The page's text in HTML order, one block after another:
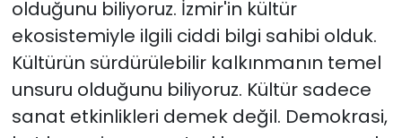
olduğunu biliyoruz. İzmir'in kültür
ekosistemiyle ilgili ciddi bilgi sahibi olduk.
Kültürün sürdürülebilir kalkınmanın temel
unsuru olduğunu biliyoruz. Kültür sadece
sanat etkinlikleri demek değil. Demokrasi,